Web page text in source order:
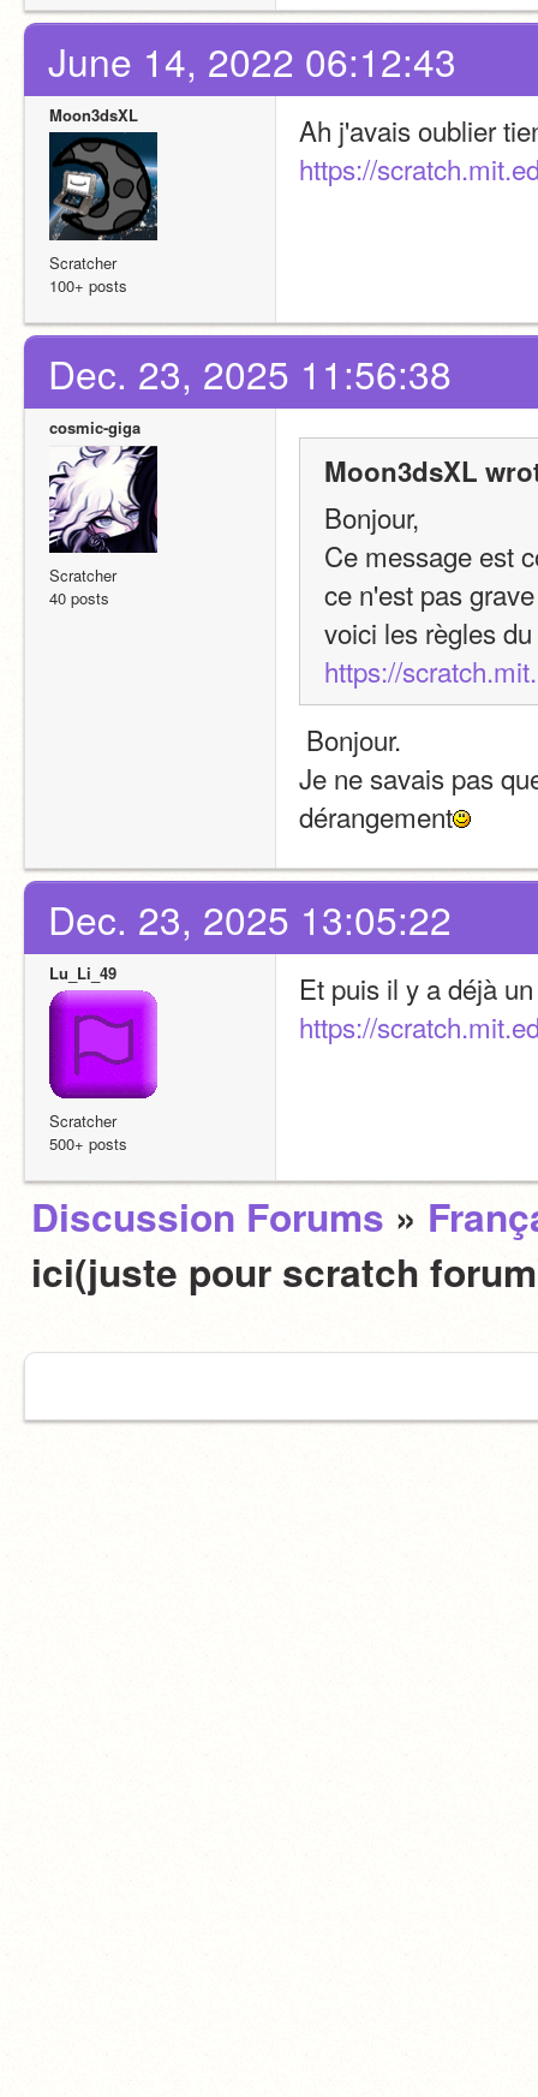
June 14, 2022 06:12:43
Moon3dsXL
Scratcher
100+ posts
https://
Dec. 23, 2025 11:56:38
cosmic-giga
Scratcher
40 posts
Moon3dsXL
Bonjour,
Ce message est
ce n'est pas
https://
Bonjour.
Je ne savais pas
dérangement
Dec. 23, 2025 13:05:22
Lu_Li_49
Scratcher
500+ posts
https://
Discussion Forums »
ici(juste pour scratch